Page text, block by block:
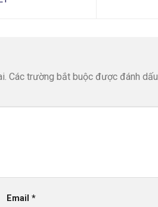
Các trường bắt buộc được đánh
Email *